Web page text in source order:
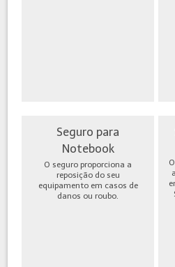
Seguro para
Notebook
O seguro proporciona a
reposição do seu
equipamento em casos de
danos ou roubo.